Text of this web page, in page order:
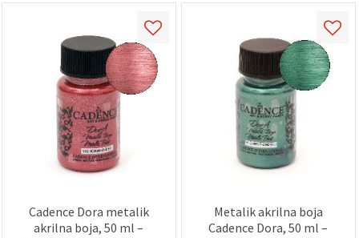
Cadence Dora metalik
akrilna boja, 50 ml –
Metalik akrilna boja
Cadence Dora, 50 ml –